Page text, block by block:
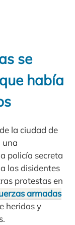
se
había
la ciudad de
una
policía secreta
los disidentes
protestas en
armadas
heridos y